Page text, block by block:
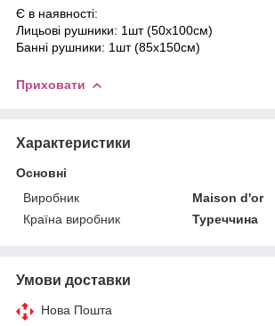
Є в наявності:
Лицьові рушники: 1шт (50х100см)
Банні рушники: 1шт (85х150см)
Приховати
Характеристики
Основні
Виробник
Maison d'or
Країна виробник
Туреччина
Умови доставки
Нова Пошта